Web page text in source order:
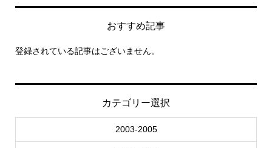
おすすめ記事
登録されている記事はございません。
カテゴリー選択
2003-2005